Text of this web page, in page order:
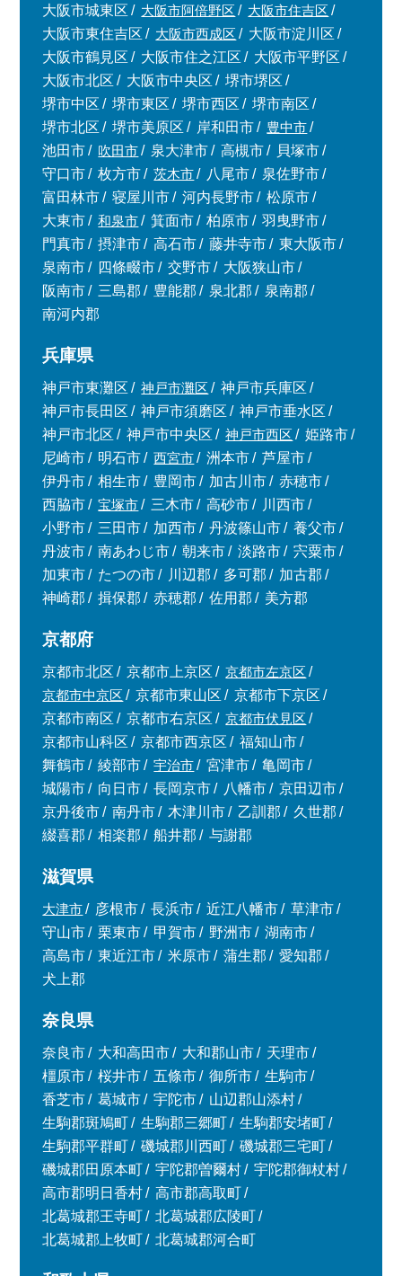
大阪市城東区 大阪市阿倍野区
大阪市住吉区
大阪市東住吉区
大阪市西成区
大阪市淀川区
大阪市鶴見区
大阪市住之江区
大阪市平野区
大阪市北区
大阪市中央区
堺市堺区
堺市中区
堺市東区 堺市西区
堺市南区
堺市北区
堺市美原区 岸和田市
豊中市
池田市
吹田市 泉大津市 高槻市
貝塚市
守口市
枚方市 茨木市 八尾市
泉佐野市
富田林市
寝屋川市 河内長野市
松原市
大東市
和泉市 箕面市 柏原市
羽曳野市
門真市
摂津市 高石市 藤井寺市
東大阪市
泉南市
四條畷市 交野市
大阪狭山市
阪南市
三島郡 豊能郡 泉北郡
泉南郡
南河内郡
兵庫県
神戸市東灘区 神戸市灘区
神戸市兵庫区
神戸市長田区
神戸市須磨区
神戸市垂水区
神戸市北区
神戸市中央区 神戸市西区
姫路市
尼崎市
明石市 西宮市 洲本市
芦屋市
伊丹市
相生市 豊岡市 加古川市
赤穂市
西脇市
宝塚市 三木市 高砂市
川西市
小野市
三田市 加西市 丹波篠山市
養父市
丹波市
南あわじ市 朝来市 淡路市
宍粟市
加東市
たつの市 川辺郡 多可郡
加古郡
神崎郡
揖保郡 赤穂郡 佐用郡 美方郡
京都府
京都市北区 京都市上京区
京都市左京区
京都市中京区
京都市東山区
京都市下京区
京都市南区
京都市右京区
京都市伏見区
京都市山科区
京都市西京区
福知山市
舞鶴市
綾部市 宇治市 宮津市
亀岡市
城陽市
向日市 長岡京市 八幡市
京田辺市
京丹後市
南丹市 木津川市 乙訓郡
久世郡
綴喜郡
相楽郡 船井郡 与謝郡
滋賀県
大津市 彦根市 長浜市 近江八幡市
草津市
守山市
栗東市 甲賀市 野洲市
湖南市
高島市
東近江市 米原市 蒲生郡
愛知郡
犬上郡
奈良県
奈良市 大和高田市 大和郡山市
天理市
橿原市
桜井市 五條市 御所市
生駒市
香芝市
葛城市 宇陀市
山辺郡山添村
生駒郡斑鳩町
生駒郡三郷町
生駒郡安堵町
生駒郡平群町
磯城郡川西町
磯城郡三宅町
磯城郡田原本町
宇陀郡曽爾村
宇陀郡御杖村
高市郡明日香村
高市郡高取町
北葛城郡王寺町
北葛城郡広陵町
北葛城郡上牧町
北葛城郡河合町